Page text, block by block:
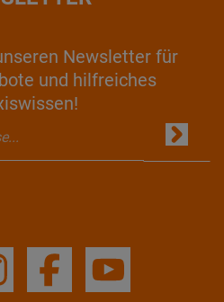
Newsletter für
und hilfreiches